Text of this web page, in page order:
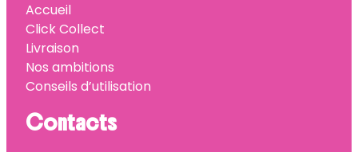
Accueil
Click Collect
Livraison
Nos ambitions
Conseils d’utilisation
Contacts